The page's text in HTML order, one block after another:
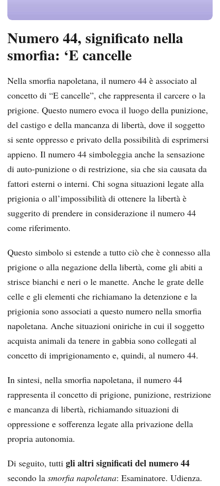
Numero 44, significato nella
smorfia: ‘E cancelle
Nella smorfia napoletana, il numero 44 è associato al
concetto di “E cancelle”, che rappresenta il carcere o la
prigione. Questo numero evoca il luogo della punizione,
del castigo e della mancanza di libertà, dove il soggetto
si sente oppresso e privato della possibilità di esprimersi
appieno. Il numero 44 simboleggia anche la sensazione
di auto-punizione o di restrizione, sia che sia causata da
fattori esterni o interni. Chi sogna situazioni legate alla
prigionia o all’impossibilità di ottenere la libertà è
suggerito di prendere in considerazione il numero 44
come riferimento.
Questo simbolo si estende a tutto ciò che è connesso alla
prigione o alla negazione della libertà, come gli abiti a
strisce bianchi e neri o le manette. Anche le grate delle
celle e gli elementi che richiamano la detenzione e la
prigionia sono associati a questo numero nella smorfia
napoletana. Anche situazioni oniriche in cui il soggetto
acquista animali da tenere in gabbia sono collegati al
concetto di imprigionamento e, quindi, al numero 44.
In sintesi, nella smorfia napoletana, il numero 44
rappresenta il concetto di prigione, punizione, restrizione
e mancanza di libertà, richiamando situazioni di
oppressione e sofferenza legate alla privazione della
propria autonomia.
Di seguito, tutti gli altri significati del numero 44
secondo la smorfia napoletana: Esaminatore. Udienza.